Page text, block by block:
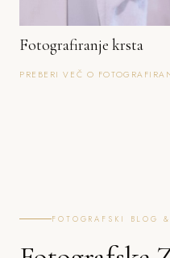
Fotografiranje krsta
PREBERI VEČ O
FOTOGRAFSKI BLOG